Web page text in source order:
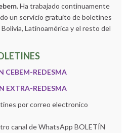
. Ha trabajado continuamente
un servicio gratuito de boletines
Latinoamérica y el resto del
CEBEM-REDESMA
EXTRA-REDESMA
por correo electronico
canal de WhatsApp BOLETÍN